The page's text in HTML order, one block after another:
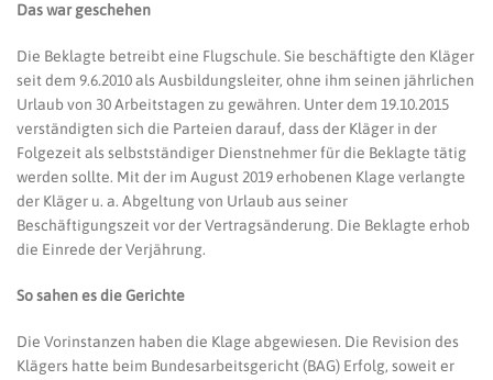
Das war geschehen
Die Beklagte betreibt eine Flugschule. Sie beschäftigte den Kläger
seit dem 9.6.2010 als Ausbildungsleiter, ohne ihm seinen jährlichen
Urlaub von 30 Arbeitstagen zu gewähren. Unter dem 19.10.2015
verständigten sich die Parteien darauf, dass der Kläger in der
Folgezeit als selbstständiger Dienstnehmer für die Beklagte tätig
werden sollte. Mit der im August 2019 erhobenen Klage verlangte
der Kläger u. a. Abgeltung von Urlaub aus seiner
Beschäftigungszeit vor der Vertragsänderung. Die Beklagte erhob
die Einrede der Verjährung.
So sahen es die Gerichte
Die Vorinstanzen haben die Klage abgewiesen. Die Revision des
Klägers hatte beim Bundesarbeitsgericht (BAG) Erfolg, soweit er